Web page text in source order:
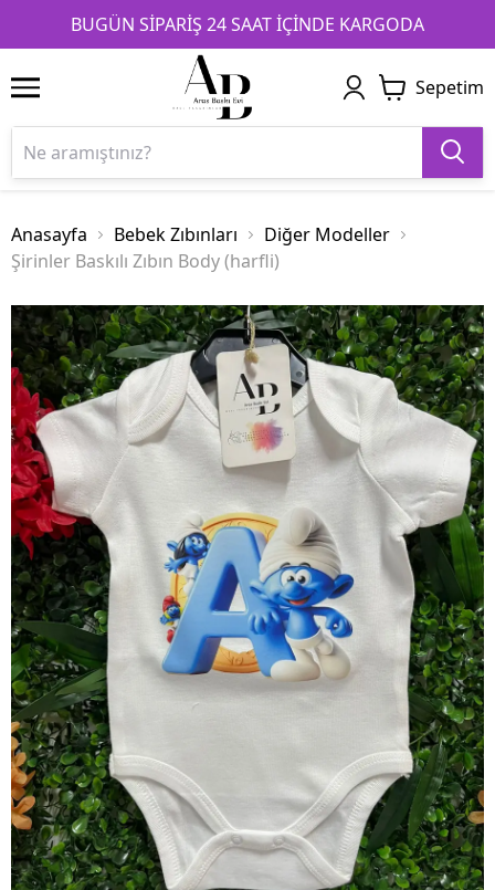
BUGÜN SİPARİŞ 24 SAAT İÇİNDE KARGODA
1 2 3
Sepetim
Anasayfa Bebek Zıbınları
Diğer Modeller
Şirinler Baskılı Zıbın Body (harfli)